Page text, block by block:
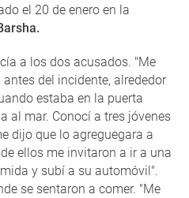
el 20 de enero en la
a los dos acusados. "Me
del incidente, alrededor
estaba en la puerta
al mar. Conocí a tres jóvenes
dijo que lo agreguegara a
ellos me invitaron a ir a una
y subí a su automóvil".
se sentaron a comer. "Me